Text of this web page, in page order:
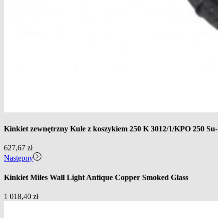
Kinkiet zewnętrzny Kule z koszykiem 250 K 3012/1/KPO 250
627,67 zł
Następny
Kinkiet Miles Wall Light Antique Copper Smoked Glass
1 018,40 zł